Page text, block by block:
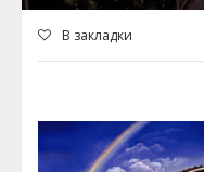
В закладки